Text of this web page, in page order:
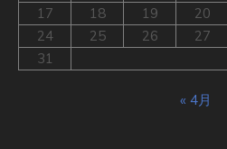
17
18 19 20
24
25 26 27
31
« 4月